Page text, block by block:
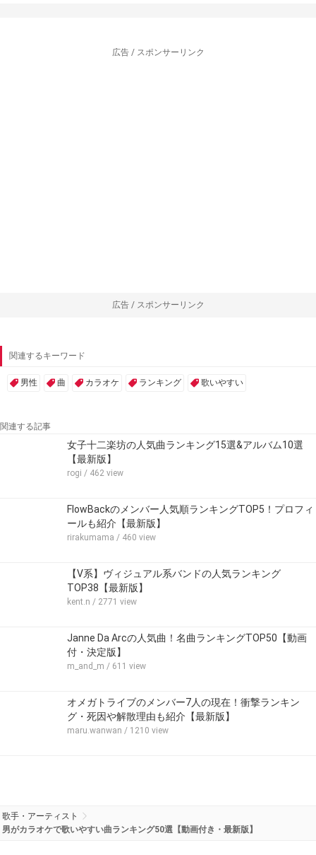
広告 / スポンサーリンク
広告 / スポンサーリンク
関連するキーワード
男性 曲 カラオケ ランキング 歌いやすい
関連する記事
女子十二楽坊の人気曲ランキング15選&アルバム10選
【最新版】
rogi / 462 view
FlowBackのメンバー人気順ランキングTOP5！プロフィ
ールも紹介【最新版】
rirakumama / 460 view
【V系】ヴィジュアル系バンドの人気ランキング
TOP38【最新版】
kent.n / 2771 view
Janne Da Arcの人気曲！名曲ランキングTOP50【動画
付・決定版】
m_and_m / 611 view
オメガトライブのメンバー7人の現在！衝撃ランキン
グ・死因や解散理由も紹介【最新版】
maru.wanwan / 1210 view
歌手・アーティスト
男がカラオケで歌いやすい曲ランキング50選【動画付き・最新版】